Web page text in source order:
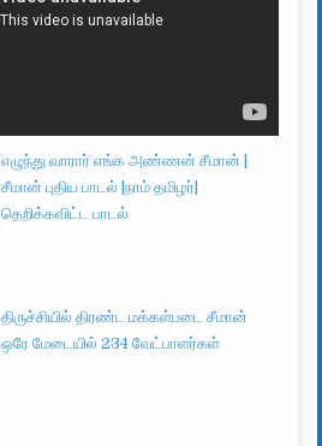
எழுந்து வாரார் எங்க அண்ணன் சீமான் |
சீமான் புதிய பாடல் |நாம் தமிழர்|
தெறிக்கவிட்ட பாடல்
திருச்சியில் திரண்ட மக்கள்படை சீமான்
ஒரே மேடையில் 234 வேட்பாளர்கள்